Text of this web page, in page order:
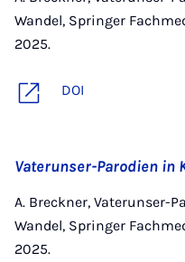
Wandel, Springer
2025.
DOI
Vaterunser-Parodien in
A. Breckner, Vaterunser-
Wandel, Springer
2025.